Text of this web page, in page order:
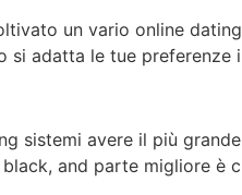
un vario online
adatta le tue preferenze
sistemi avere il più
and parte migliore è